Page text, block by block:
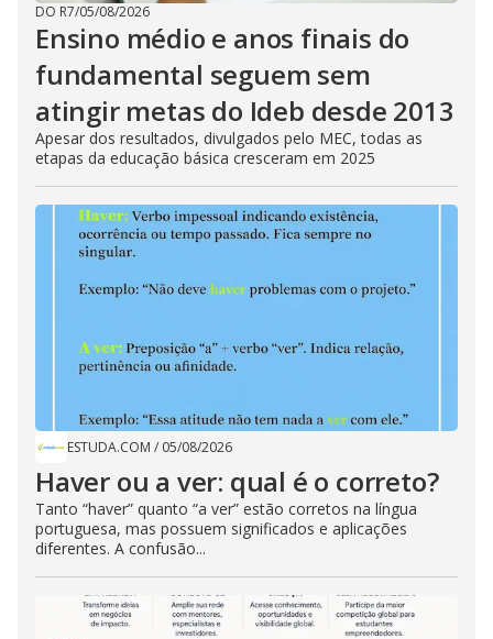
DO R7/05/08/2026
Ensino médio e anos finais do
fundamental seguem sem
atingir metas do Ideb desde 2013
Apesar dos resultados, divulgados pelo MEC, todas as
etapas da educação básica cresceram em 2025
ESTUDA.COM / 05/08/2026
Haver ou a ver: qual é o correto?
Tanto “haver” quanto “a ver” estão corretos na língua
portuguesa, mas possuem significados e aplicações
diferentes. A confusão...